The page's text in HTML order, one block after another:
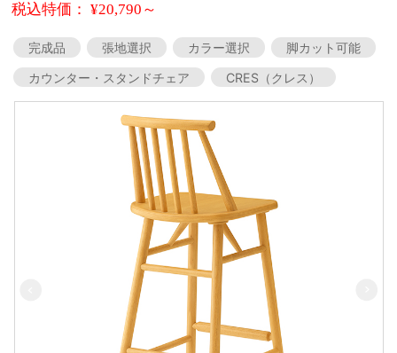
税込特価： ¥20,790～
完成品 張地選択 カラー選択
脚カット可能
カウンター・スタンドチェア
CRES（クレス）